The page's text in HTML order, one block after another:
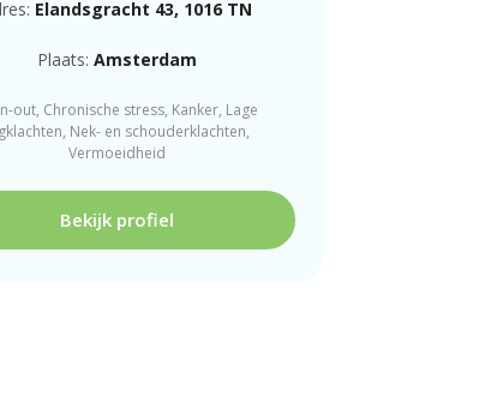
Elandsgracht 43, 1016 TN
Plaats: Amsterdam
out, Chronische stress, Kanker, Lage
Nek- en schouderklachten,
Vermoeidheid
Bekijk profiel